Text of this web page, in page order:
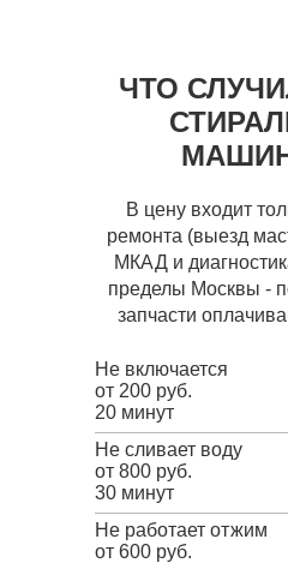
ЧТО
В цену входит
ремонта (выезд
МКАД и
пределы Москвы -
запчасти
Не включается
от 200 руб.
20 минут
Не сливает воду
от 800 руб.
30 минут
Не работает отжим
от 600 руб.